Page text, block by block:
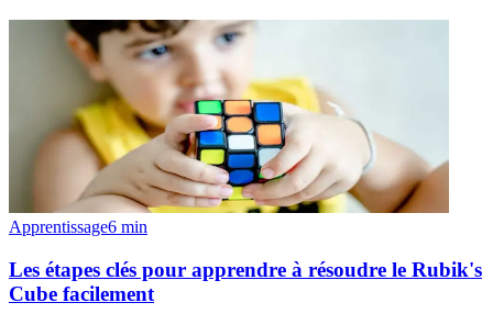
Apprentissage6 min
Les étapes clés pour apprendre à résoudre le Rubik's
Cube facilement